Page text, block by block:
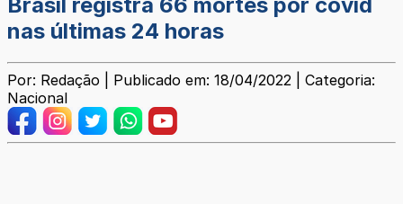
Brasil registra 66 mortes por covid
nas últimas 24 horas
Por: Redação | Publicado em: 18/04/2022 | Categoria:
Nacional